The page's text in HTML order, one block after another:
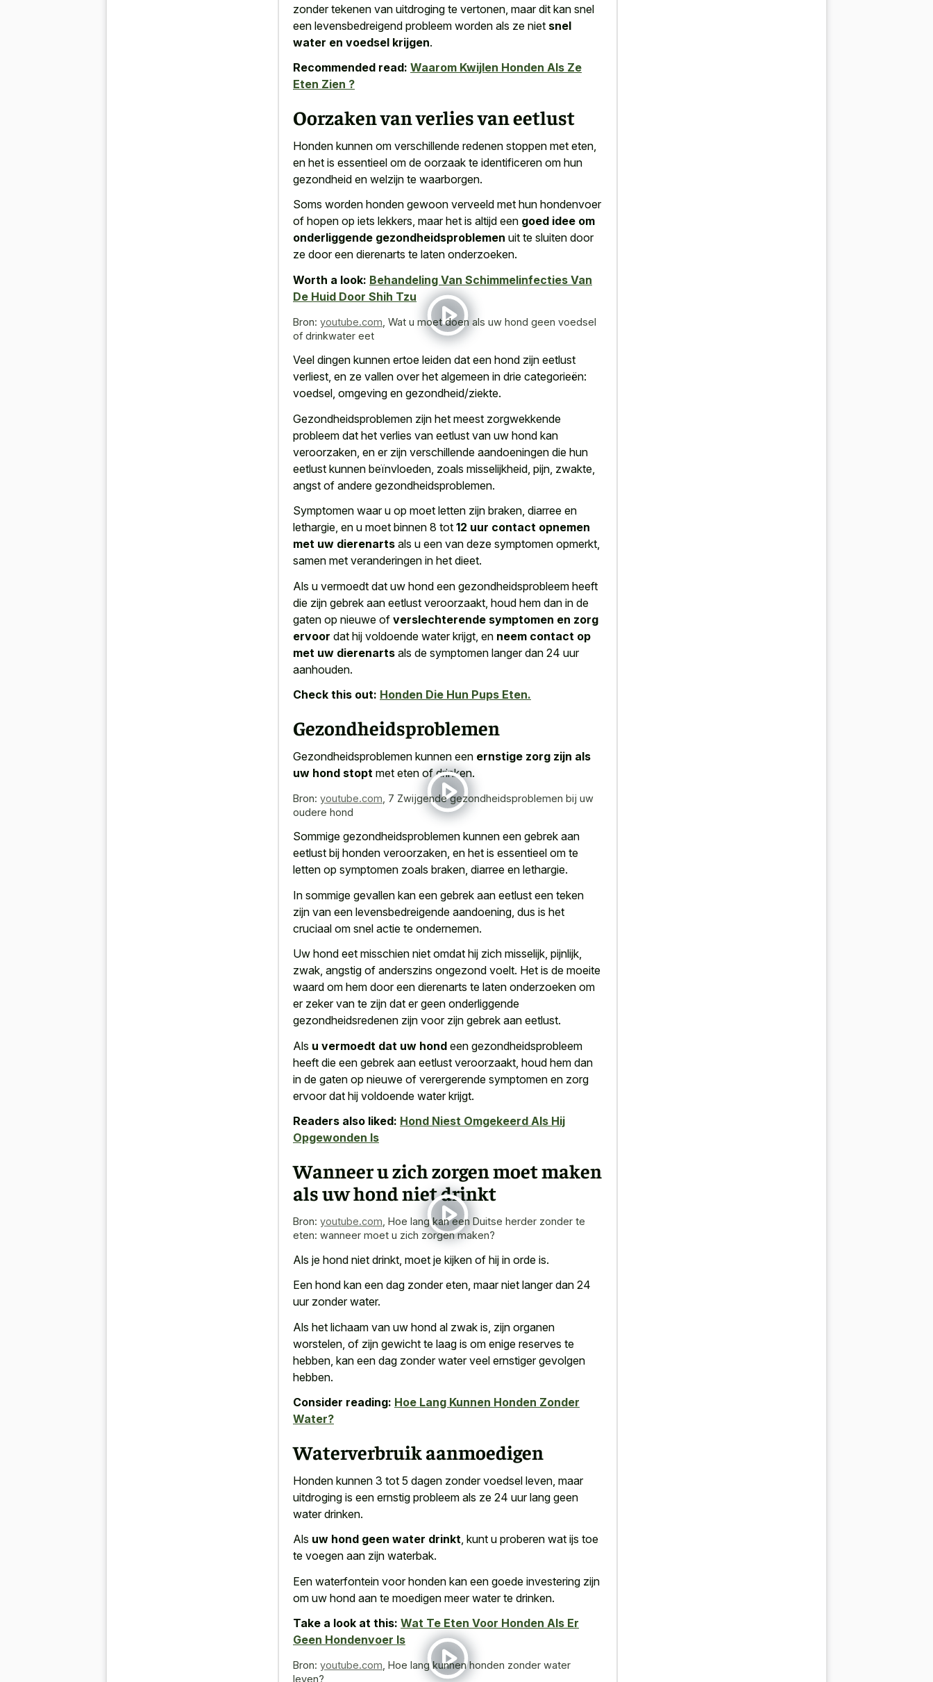
zonder tekenen van uitdroging te vertonen, maar dit kan snel
een levensbedreigend probleem worden als ze niet snel
water en voedsel krijgen.
Recommended read: Waarom Kwijlen Honden Als Ze
Eten Zien ?
Oorzaken van verlies van eetlust
Honden kunnen om verschillende redenen stoppen met eten,
en het is essentieel om de oorzaak te identificeren om hun
gezondheid en welzijn te waarborgen.
Soms worden honden gewoon verveeld met hun hondenvoer
of hopen op iets lekkers, maar het is altijd een goed idee om
onderliggende gezondheidsproblemen uit te sluiten door
ze door een dierenarts te laten onderzoeken.
Worth a look: Behandeling Van Schimmelinfecties Van
De Huid Door Shih Tzu
Bron: youtube.com Wat u moet doen als uw hond geen voedsel
of drinkwater eet
Veel dingen kunnen ertoe leiden dat een hond zijn eetlust
verliest, en ze vallen over het algemeen in drie categorieën:
voedsel, omgeving en gezondheid/ziekte.
Gezondheidsproblemen zijn het meest zorgwekkende
probleem dat het verlies van eetlust van uw hond kan
veroorzaken, en er zijn verschillende aandoeningen die hun
eetlust kunnen beïnvloeden, zoals misselijkheid, pijn, zwakte,
angst of andere gezondheidsproblemen.
Symptomen waar u op moet letten zijn braken, diarree en
lethargie, en u moet binnen 8 tot 12 uur contact opnemen
met uw dierenarts als u een van deze symptomen opmerkt,
samen met veranderingen in het dieet.
Als u vermoedt dat uw hond een gezondheidsprobleem heeft
die zijn gebrek aan eetlust veroorzaakt, houd hem dan in de
gaten op nieuwe of verslechterende symptomen en zorg
ervoor dat hij voldoende water krijgt, en neem contact op
met uw dierenarts als de symptomen langer dan 24 uur
aanhouden.
Check this out: Honden Die Hun Pups Eten.
Gezondheidsproblemen
Gezondheidsproblemen kunnen een ernstige zorg zijn als
uw hond stopt met eten of drinken.
Bron: youtube.com 7 Zwijgende gezondheidsproblemen bij uw
oudere hond
Sommige gezondheidsproblemen kunnen een gebrek aan
eetlust bij honden veroorzaken, en het is essentieel om te
letten op symptomen zoals braken, diarree en lethargie.
In sommige gevallen kan een gebrek aan eetlust een teken
zijn van een levensbedreigende aandoening, dus is het
cruciaal om snel actie te ondernemen.
Uw hond eet misschien niet omdat hij zich misselijk, pijnlijk,
zwak, angstig of anderszins ongezond voelt. Het is de moeite
waard om hem door een dierenarts te laten onderzoeken om
er zeker van te zijn dat er geen onderliggende
gezondheidsredenen zijn voor zijn gebrek aan eetlust.
Als u vermoedt dat uw hond een gezondheidsprobleem
heeft die een gebrek aan eetlust veroorzaakt, houd hem dan
in de gaten op nieuwe of verergerende symptomen en zorg
ervoor dat hij voldoende water krijgt.
Readers also liked: Hond Niest Omgekeerd Als Hij
Opgewonden Is
Wanneer u zich zorgen moet maken
als uw hond niet drinkt
Bron: youtube.com Hoe lang kan een Duitse herder zonder te
eten: wanneer moet u zich zorgen maken?
Als je hond niet drinkt, moet je kijken of hij in orde is.
Een hond kan een dag zonder eten, maar niet langer dan 24
uur zonder water.
Als het lichaam van uw hond al zwak is, zijn organen
worstelen, of zijn gewicht te laag is om enige reserves te
hebben, kan een dag zonder water veel ernstiger gevolgen
hebben.
Consider reading: Hoe Lang Kunnen Honden Zonder
Water?
Waterverbruik aanmoedigen
Honden kunnen 3 tot 5 dagen zonder voedsel leven, maar
uitdroging is een ernstig probleem als ze 24 uur lang geen
water drinken.
Als uw hond geen water drinkt, kunt u proberen wat ijs toe
te voegen aan zijn waterbak.
Een waterfontein voor honden kan een goede investering zijn
om uw hond aan te moedigen meer water te drinken.
Take a look at this: Wat Te Eten Voor Honden Als Er
Geen Hondenvoer Is
Bron: youtube.com Hoe lang kunnen honden zonder water
leven?